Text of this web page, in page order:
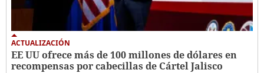
ACTUALIZACIÓN
EE UU ofrece más de 100 millones de dólares en
recompensas por cabecillas de Cártel Jalisco